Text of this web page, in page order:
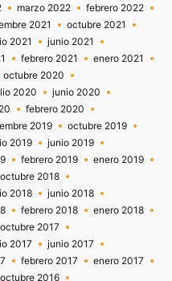
marzo 2022
febrero 2022
2021
octubre 2021
2021
junio 2021
febrero 2021
enero 2021
octubre 2020
2020
junio 2020
febrero 2020
2019
octubre 2019
2019
junio 2019
febrero 2019
enero 2019
octubre 2018
2018
junio 2018
febrero 2018
enero 2018
octubre 2017
2017
junio 2017
febrero 2017
enero 2017
octubre 2016